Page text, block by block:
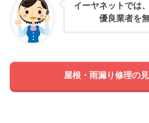
イーヤネットでは
優良業者を
屋根・雨漏り修理の